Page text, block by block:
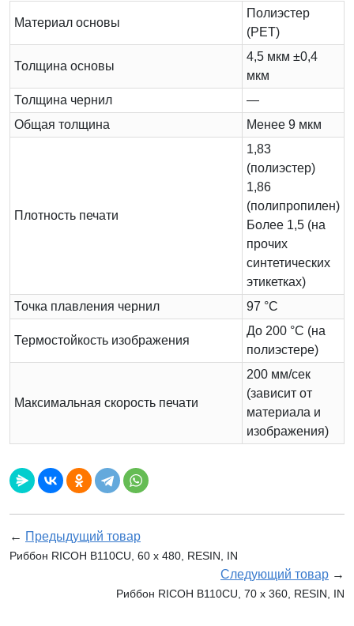
Материал основы
Полиэстер
(PET)
Толщина основы
4,5 мкм ±0,4
мкм
Толщина чернил
—
Общая толщина
Менее 9 мкм
Плотность печати
1,83
(полиэстер)
1,86
(полипропилен)
Более 1,5 (на
прочих
синтетических
этикетках)
Точка плавления чернил
97 °C
Термостойкость изображения
До 200 °C (на
полиэстере)
Максимальная скорость печати
200 мм/сек
(зависит от
материала и
изображения)
← Предыдущий товар
Риббон RICOH B110CU, 60 х 480, RESIN, IN
Следующий товар →
Риббон RICOH B110CU, 70 х 360, RESIN, IN